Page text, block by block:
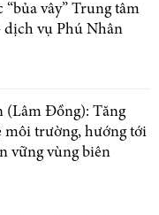
“bủa vây” Trung tâm
dịch vụ Phú Nhân
(Lâm Đồng): Tăng
môi trường, hướng tới
vững vùng biên